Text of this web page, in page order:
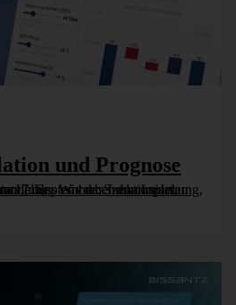
und Prognose
Simulation und KI-gestützte [...]